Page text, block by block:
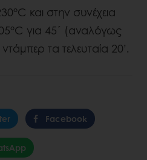
και στην συνέχεια
για 45´ (αναλόγως
τα τελευταία 20’.
Facebook